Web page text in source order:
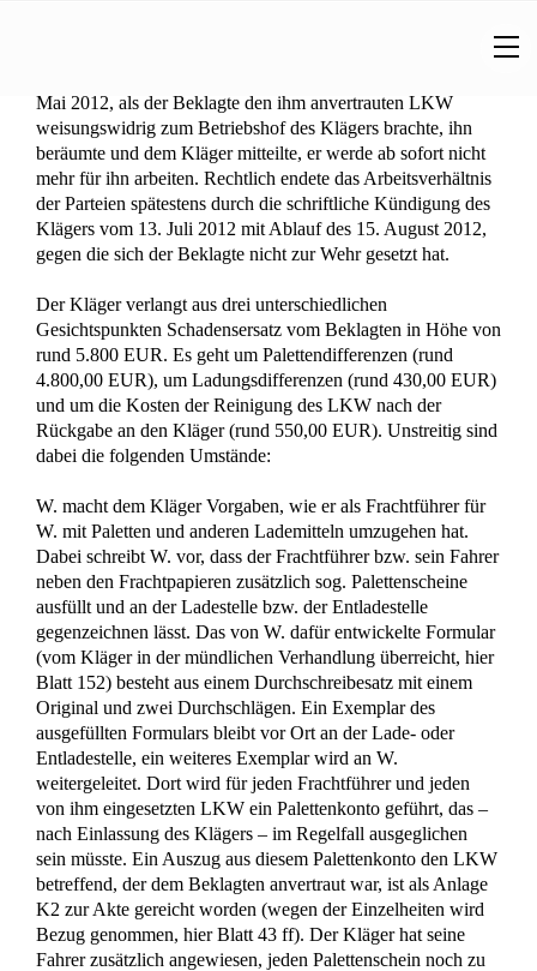
Unterlassene Zielvorgabe: Arbeitgeber schuldet 100 %
des Bonus als Schadensersatz
Kündigung ohne Zustimmung des Inklusionsamtes:
Raumpflegerin gewinnt trotz Unkenntnis